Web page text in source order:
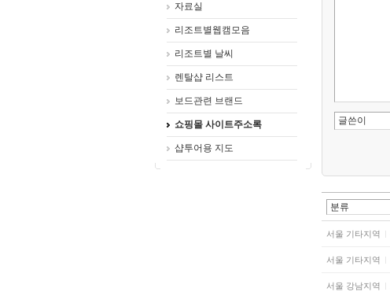
자료실
리조트별웹캠모음
리조트별 날씨
렌탈샵 리스트
보드관련 브랜드
쇼핑몰 사이트주소록
샵투어용 지도
서울 기타지역
서울 기타지역
서울 강남지역